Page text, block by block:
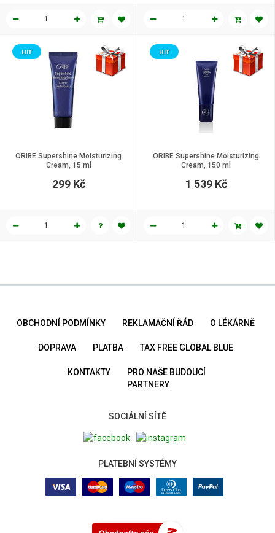
ORIBE Supershine Moisturizing
Cream, 15 ml
HIT
299 Kč
ORIBE Supershine Moisturizing
Cream, 150 ml
HIT
1 539 Kč
OBCHODNÍ PODMÍNKY REKLAMAČNÍ ŘÁD O LÉKÁRNĚ
DOPRAVA PLATBA TAX FREE GLOBAL BLUE
KONTAKTY
PRO NAŠE BUDOUCÍ
PARTNERY
SOCIÁLNÍ SÍTĚ
PLATEBNÍ SYSTÉMY